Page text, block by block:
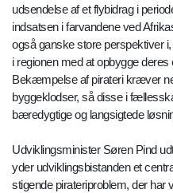
udsendelse af et flybidrag i
indsatsen i farvandene ved
også ganske store perspektiver
i regionen med at opbygge
Bekæmpelse af pirateri kræver
byggeklodser, så disse i
bæredygtige og langsigtede
Udviklingsminister Søren Pind
yder udviklingsbistanden et
stigende pirateriproblem, der